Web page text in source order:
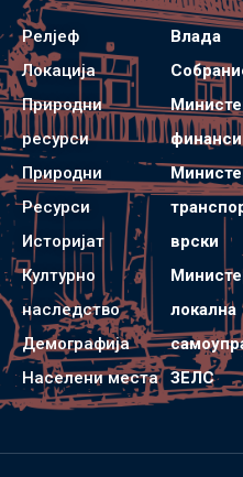
Релјеф
Локација
Природни
ресурси
Природни
Ресурси
Историјат
Културно
наследство
Демографија
Населени места
Влада
врски
локална
ЗЕЛС